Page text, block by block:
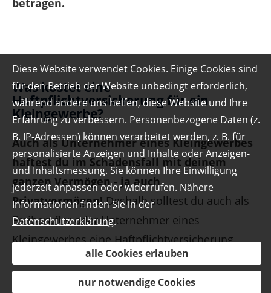
betragen.
Was kostet eine
Haftpflichtversicherung für ein
Kleingewerbe?
Auch als Unternehmer eines Kleingewerbes
haftest du im Schadensfall mit deinem
ganzen Vermögen - ja auch
Privatvermögen!Deshalb solltest du auch als
Freiberufler oder Unternehmer eines
Kleingewerbes eine Haftpflichtversicherung
abschließen. Denn ein rückwirkender Abschluss
ist nicht möglich!In unserem
Diese Website verwendet Cookies. Einige Cookies sind
für den Betrieb der Website unbedingt erforderlich,
während andere uns helfen, diese Website und Ihre
Erfahrung zu verbessern. Personenbezogene Daten (z.
B. IP-Adressen) können verarbeitet werden, z. B. für
personalisierte Anzeigen und Inhalte oder Anzeigen-
und Inhaltsmessung. Sie können Ihre Einwilligung
jederzeit anpassen oder widerrufen. Nähere
Informationen finden Sie in der
Datenschutzerklärung.
alle Cookies erlauben
nur notwendige Cookies